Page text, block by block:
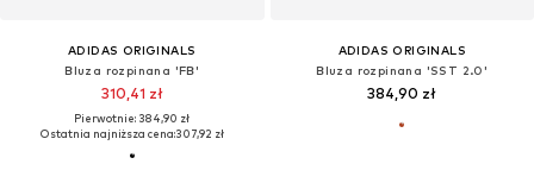
ADIDAS ORIGINALS
Bluza rozpinana 'FB'
310,41 zł
Pierwotnie: 384,90 zł
Ostatnia najniższa cena:307,92 zł
ADIDAS ORIGINALS
Bluza rozpinana 'SST 2.0'
384,90 zł